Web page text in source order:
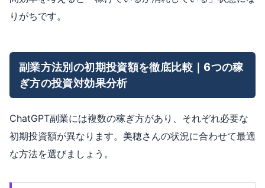
りがちです。
副業方法別の初期投資額を徹底比較｜6つの稼
ぎ方の投資対効果分析
ChatGPT副業には複数の稼ぎ方があり、それぞれ必要な
初期投資額が異なります。美穂さんの状況に合わせて最適
な方法を選びましょう。